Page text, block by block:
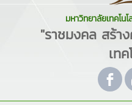
มหาวิทยาลัยเทคโน
"ราชมงคล สร้า
เท